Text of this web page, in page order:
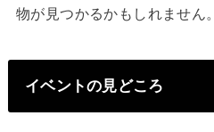
物が見つかるかもしれません。
イベントの見どころ